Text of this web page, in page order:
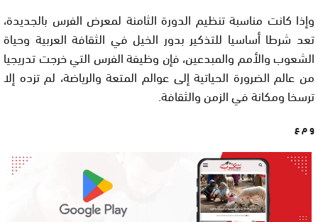
وإذا كانت مناسبة تنظيم الدورة الثامنة لمعرض الفرس بالجديدة،
تعد شرطا أساسيا للتذكير بدور الخيل في الثقافة العربية وحياة
الشعوب والأمم والمبدعين، فإن وظيفة الفرس التي خرجت تدريجيا
من عالم الضرورة الحياتية إلى عوالم المتعة والرياضة، لم تزده إلا
ترسخا ومكانة في الزمن والثقافة.
و م ع